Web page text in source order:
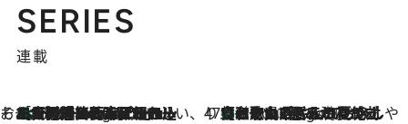
SERIES
連載
そおだよおこの関西おいしい、おやつ紀行3 Hours Ago
［大阪府箕面市］一皿一皿目の前で仕上げられる、料理を巧みに組み込んだアシェットデセールコース「ミチル アシェット デセール（Michiru assiette dessert）」 47都道府県の手みやげ ひんやりスイーツで夏を満喫
3 Hours Ago
【和歌山県】この夏絶対食べたい 冷やしておいしいおやつ3選 みかんがごろっと丸ごと入ったジュレ